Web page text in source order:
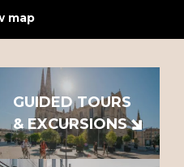
map
GUIDED TOURS
& EXCURSIONS